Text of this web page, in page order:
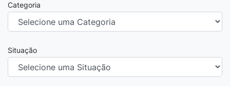
Categoria
Situação